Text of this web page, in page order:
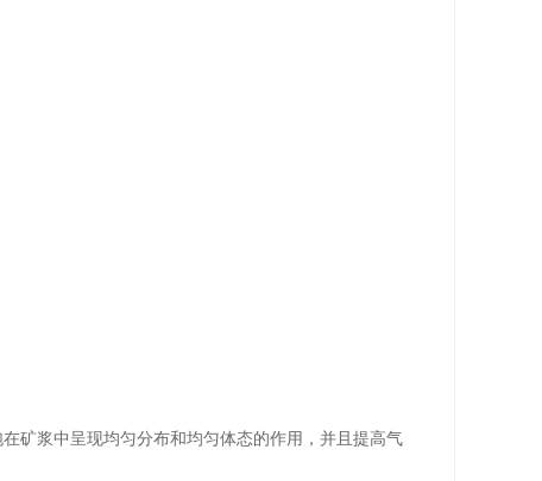
矿浆中呈现均匀分布和均匀体态的作用，并且提高气